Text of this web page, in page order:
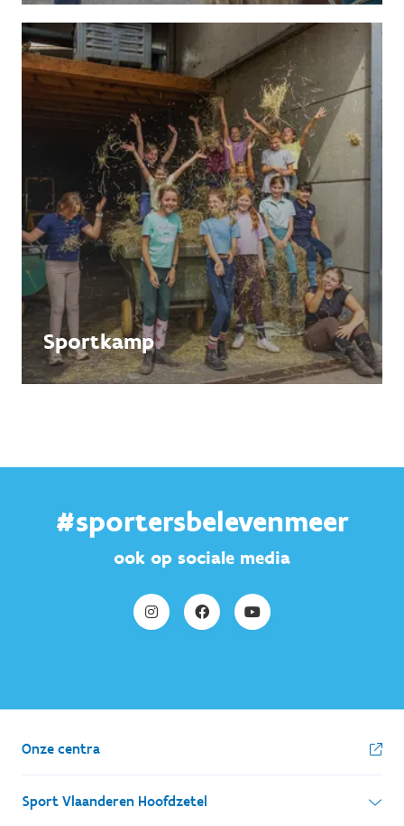
Sportkamp
#sportersbelevenmeer
ook op sociale media
Onze centra
Sport Vlaanderen Hoofdzetel